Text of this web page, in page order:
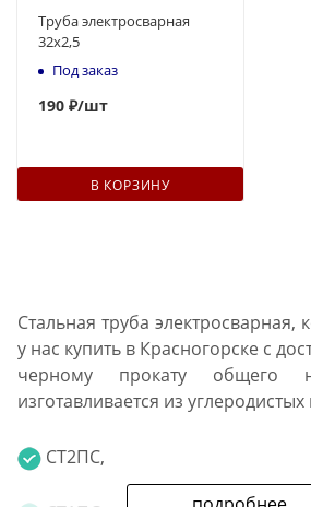
Труба электросварная
32x2,5
Под заказ
190 ₽/шт
В КОРЗИНУ
Стальная труба
у нас купить в Красногорске с
черному прокату общего
изготавливается из
СТ2ПС,